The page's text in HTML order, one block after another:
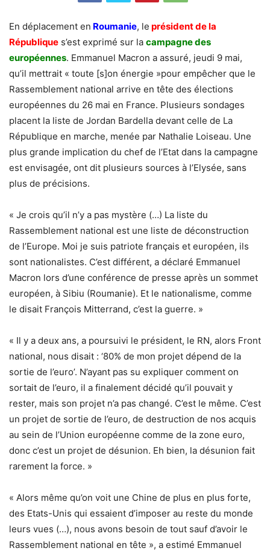
En déplacement en Roumanie, le président de la
République s’est exprimé sur la campagne des
européennes. Emmanuel Macron a assuré, jeudi 9 mai,
qu’il mettrait « toute [s]on énergie »pour empêcher que le
Rassemblement national arrive en tête des élections
européennes du 26 mai en France. Plusieurs sondages
placent la liste de Jordan Bardella devant celle de La
République en marche, menée par Nathalie Loiseau. Une
plus grande implication du chef de l’Etat dans la campagne
est envisagée, ont dit plusieurs sources à l’Elysée, sans
plus de précisions.
« Je crois qu’il n’y a pas mystère (…) La liste du
Rassemblement national est une liste de déconstruction
de l’Europe. Moi je suis patriote français et européen, ils
sont nationalistes. C’est différent, a déclaré Emmanuel
Macron lors d’une conférence de presse après un sommet
européen, à Sibiu (Roumanie). Et le nationalisme, comme
le disait François Mitterrand, c’est la guerre. »
« Il y a deux ans, a poursuivi le président, le RN, alors Front
national, nous disait : ‘80% de mon projet dépend de la
sortie de l’euro’. N’ayant pas su expliquer comment on
sortait de l’euro, il a finalement décidé qu’il pouvait y
rester, mais son projet n’a pas changé. C’est le même. C’est
un projet de sortie de l’euro, de destruction de nos acquis
au sein de l’Union européenne comme de la zone euro,
donc c’est un projet de désunion. Eh bien, la désunion fait
rarement la force. »
« Alors même qu’on voit une Chine de plus en plus forte,
des Etats-Unis qui essaient d’imposer au reste du monde
leurs vues (…), nous avons besoin de tout sauf d’avoir le
Rassemblement national en tête », a estimé Emmanuel